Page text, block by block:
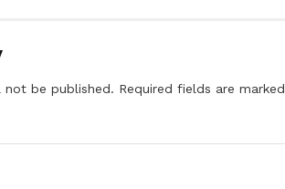
not be published. Required fields are marked